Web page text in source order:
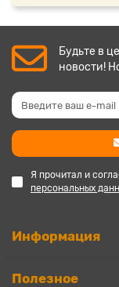
Будьте в
новости!
Я прочитал и
персональных
Информация
Полезное